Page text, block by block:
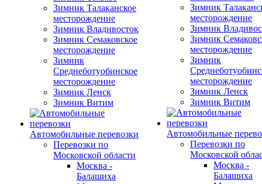
Зимник Талаканское
месторождение
Зимник Владивосток
Зимник Семаковское
месторождение
Зимник
Среднеботуобинское
месторождение
Зимник Ленск
Зимник Витим
Автомобильные перевозки
Перевозки по
Московской области
Москва -
Балашиха
Зимник
месторождение
Зимник
Зимник
месторождение
Зимник
месторождение
Зимник Ленск
Зимник Витим
Автомобильные
Перевозки по
Московской
Москва -
Балашиха